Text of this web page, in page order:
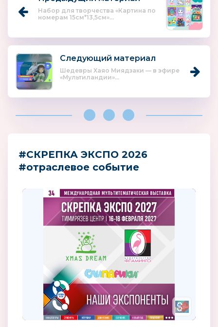
Набор для творчества «Картина по
номерам 15см*13,5см»...
Следующий материал
Шедевры Хаяо Миядзаки — в эфире
«Мультиландии»...
#СКРЕПКА ЭКСПО 2026
#отраслевое событие